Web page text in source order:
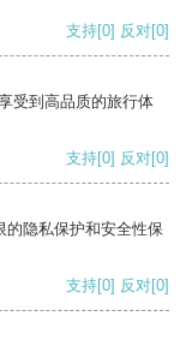
支持[0] 反对[0]
受到高品质的旅行体
支持[0] 反对[0]
的隐私保护和安全性保
支持[0] 反对[0]